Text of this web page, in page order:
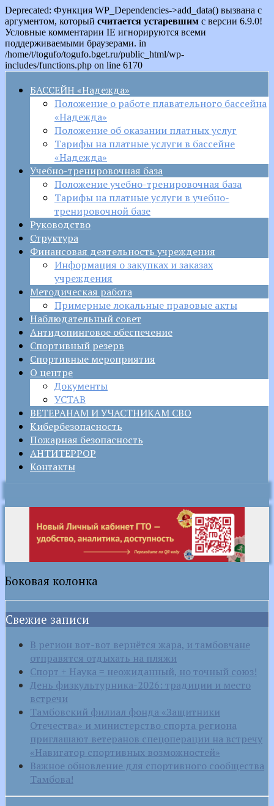
Deprecated: Функция WP_Dependencies->add_data() вызвана с
аргументом, который считается устаревшим с версии 6.9.0!
Условные комментарии IE игнорируются всеми
поддерживаемыми браузерами. in
/home/t/togufo/togufo.bget.ru/public_html/wp-
includes/functions.php on line 6170
БАССЕЙН «Надежда»
Положение о работе плавательного бассейна
«Надежда»
Положение об оказании платных услуг
Тарифы на платные услуги в бассейне
«Надежда»
Учебно-тренировочная база
Положение учебно-тренировочная база
Тарифы на платные услуги в учебно-
тренировочной базе
Руководство
Структура
Финансовая деятельность учреждения
Информация о закупках и заказах
учреждения
Методическая работа
Примерные локальные правовые акты
Наблюдательный совет
Антидопинговое обеспечение
Спортивный резерв
Спортивные мероприятия
О центре
Документы
УСТАВ
ВЕТЕРАНАМ И УЧАСТНИКАМ СВО
Кибербезопасность
Пожарная безопасность
АНТИТЕРРОР
Контакты
Боковая колонка
Свежие записи
В регион вот-вот вернётся жара, и тамбовчане
отправятся отдыхать на пляжи
Спорт + Наука = неожиданный, но точный союз!
День физкультурника-2026: традиции и место
встречи
Тамбовский филиал фонда «Защитники
Отечества» и министерство спорта региона
приглашают ветеранов спецоперации на встречу
«Навигатор спортивных возможностей»
Важное обновление для спортивного сообщества
Тамбова!